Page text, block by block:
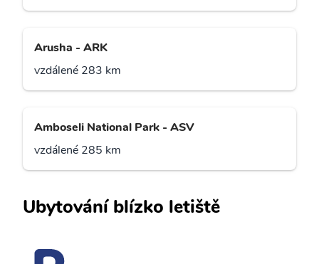
Arusha - ARK
vzdálené 283 km
Amboseli National Park - ASV
vzdálené 285 km
Ubytování blízko letiště